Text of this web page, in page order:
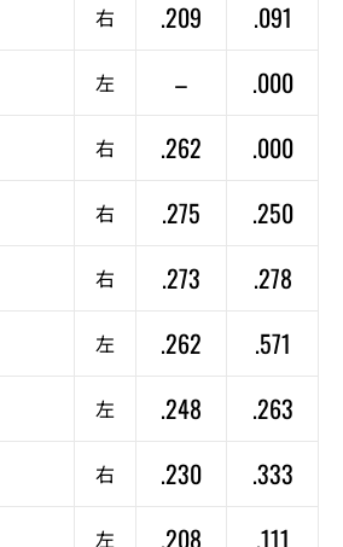
右 .209 .091
左 – .000
右 .262 .000
右 .275 .250
右 .273 .278
左 .262 .571
左 .248 .263
右 .230 .333
左 .208 .111